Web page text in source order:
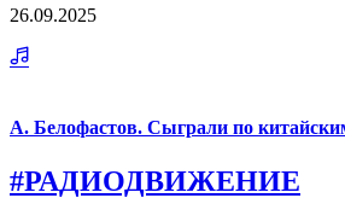
26.09.2025
А. Белофастов. Сыграли по
#РАДИОДВИЖЕНИЕ